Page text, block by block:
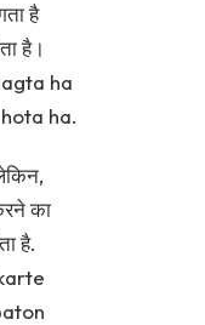
है
है।
ha
ha.
का
है.